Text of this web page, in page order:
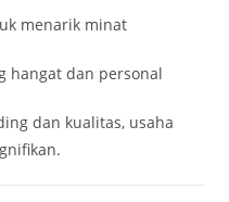
menarik minat
hangat dan personal
dan kualitas, usaha